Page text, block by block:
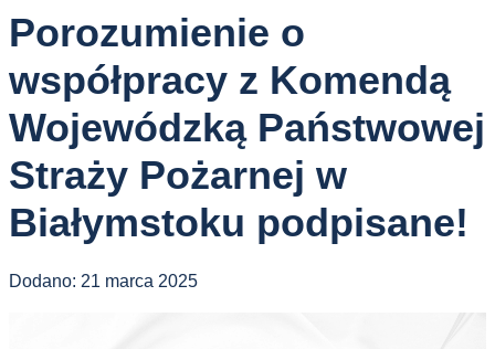
Porozumienie o
współpracy z Komendą
Wojewódzką Państwowej
Straży Pożarnej w
Białymstoku podpisane!
Dodano: 21 marca 2025